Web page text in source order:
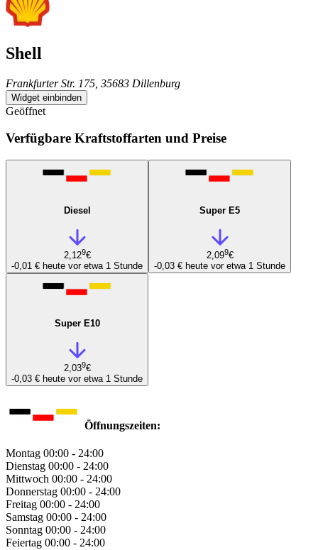
Shell
Frankfurter Str. 175, 35683 Dillenburg
Widget einbinden
Geöffnet
Verfügbare Kraftstoffarten und Preise
Diesel
2,129€
-0,01 € heute vor etwa 1 Stunde
Super E5
2,099€
-0,03 € heute vor etwa 1 Stunde
Super E10
2,039€
-0,03 € heute vor etwa 1 Stunde
Öffnungszeiten:
Montag 00:00 - 24:00
Dienstag 00:00 - 24:00
Mittwoch 00:00 - 24:00
Donnerstag 00:00 - 24:00
Freitag 00:00 - 24:00
Samstag 00:00 - 24:00
Sonntag 00:00 - 24:00
Feiertag 00:00 - 24:00